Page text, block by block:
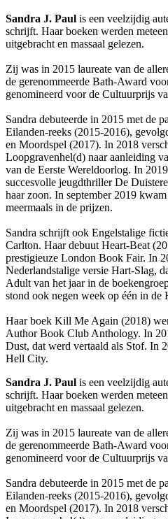
Sandra J. Paul is een veelzijdig
schrijft. Haar boeken werden
uitgebracht en massaal gelezen.
Zij was in 2015 laureate van de
de gerenommeerde Bath-Award
genomineerd voor de Cultuurprijs
Sandra debuteerde in 2015 met de
Eilanden-reeks (2015-2016),
en Moordspel (2017). In 2018
Loopgravenhel(d) naar aanleiding
van de Eerste Wereldoorlog. In
succesvolle jeugdthriller De
haar zoon. In september 2019
meermaals in de prijzen.
Sandra schrijft ook Engelstalige
Carlton. Haar debuut Heart-Beat
prestigieuze London Book Fair. In
Nederlandstalige versie Hart-Slag,
Adult van het jaar in de
stond ook negen week op één in
Haar boek Kill Me Again (2018)
Author Book Club Anthology. In
Dust, dat werd vertaald als Stof. In
Hell City.
Sandra J. Paul is een veelzijdig
schrijft. Haar boeken werden
uitgebracht en massaal gelezen.
Zij was in 2015 laureate van de
de gerenommeerde Bath-Award
genomineerd voor de Cultuurprijs
Sandra debuteerde in 2015 met de
Eilanden-reeks (2015-2016),
en Moordspel (2017). In 2018